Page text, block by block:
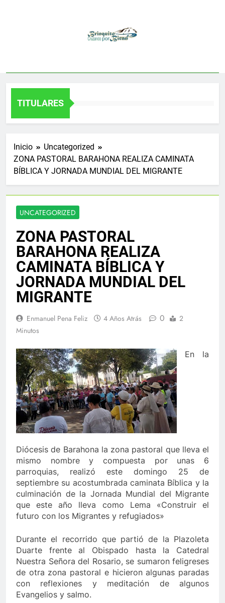
TITULARES
Inicio
Uncategorized
ZONA PASTORAL BARAHONA REALIZA CAMINATA
BÍBLICA Y JORNADA MUNDIAL DEL MIGRANTE
UNCATEGORIZED
ZONA PASTORAL
BARAHONA REALIZA
CAMINATA BÍBLICA Y
JORNADA MUNDIAL DEL
MIGRANTE
Enmanuel Pena Feliz 4 Años Atrás 0
2
Minutos
En la
Diócesis de Barahona la zona pastoral que lleva el
mismo nombre y compuesta por unas 6
parroquias, realizó este domingo 25 de
septiembre su acostumbrada caminata Bíblica y la
culminación de la Jornada Mundial del Migrante
que este año lleva como Lema «Construir el
futuro con los Migrantes y refugiados»
Durante el recorrido que partió de la Plazoleta
Duarte frente al Obispado hasta la Catedral
Nuestra Señora del Rosario, se sumaron feligreses
de otra zona pastoral e hicieron algunas paradas
con reflexiones y meditación de algunos
Evangelios y salmo.